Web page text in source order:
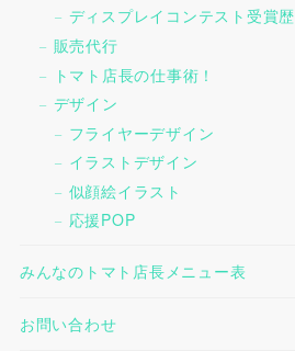
ディスプレイコンテスト受賞歴
販売代行
トマト店長の仕事術！
デザイン
フライヤーデザイン
イラストデザイン
似顔絵イラスト
応援POP
みんなのトマト店長メニュー表
お問い合わせ